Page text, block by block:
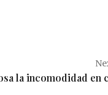
la incomodidad en